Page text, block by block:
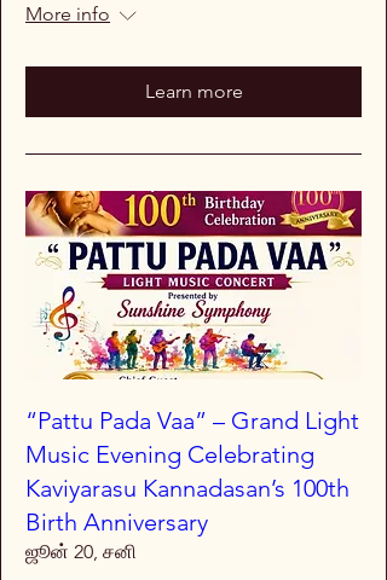
More info
Learn more
“Pattu Pada Vaa” – Grand Light
Music Evening Celebrating
Kaviyarasu Kannadasan’s 100th
Birth Anniversary
ஜூன் 20, சனி